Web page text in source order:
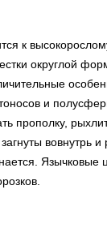
к
округлой
и
прополку,
вовнутрь